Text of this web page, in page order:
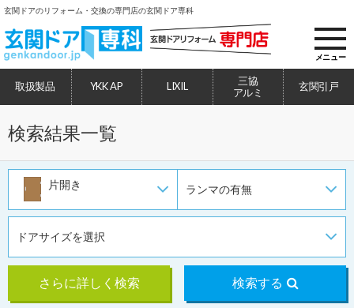
玄関ドアのリフォーム・交換の専門店の玄関ドア専科
メニュー
取扱製品 YKK AP LIXIL
三協
アルミ
玄関引戸
検索結果一覧
片開き ランマの有無
ドアサイズを選択
さらに詳しく検索 検索する